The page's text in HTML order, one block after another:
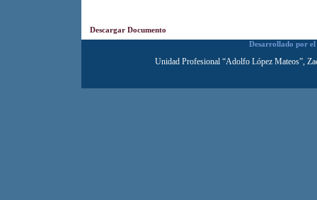
Descargar Documento
Desarrollado por
Unidad Profesional “Adolfo López Mateos”,